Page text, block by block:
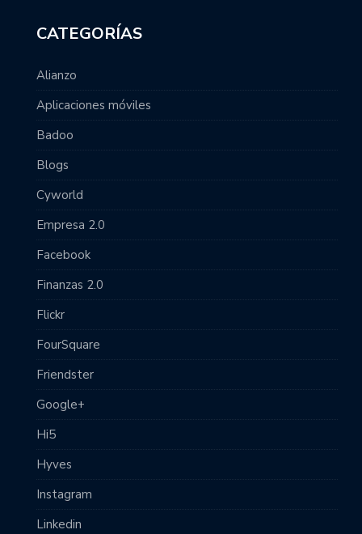
CATEGORÍAS
Alianzo
Aplicaciones móviles
Badoo
Blogs
Cyworld
Empresa 2.0
Facebook
Finanzas 2.0
Flickr
FourSquare
Friendster
Google+
Hi5
Hyves
Instagram
Linkedin